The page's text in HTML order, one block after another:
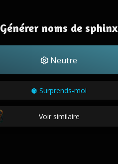
Générer noms de sphinx
Neutre
Surprends-moi
Voir similaire